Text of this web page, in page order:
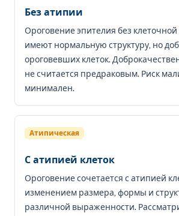
Без атипии
Ороговение эпителия без
имеют нормальную структуру, но
ороговевших клеток.
не считается предраковым. Риск
минимален.
Атипическая
С атипией клеток
Ороговение сочетается с атипией
изменением размера, формы и
различной выраженности.